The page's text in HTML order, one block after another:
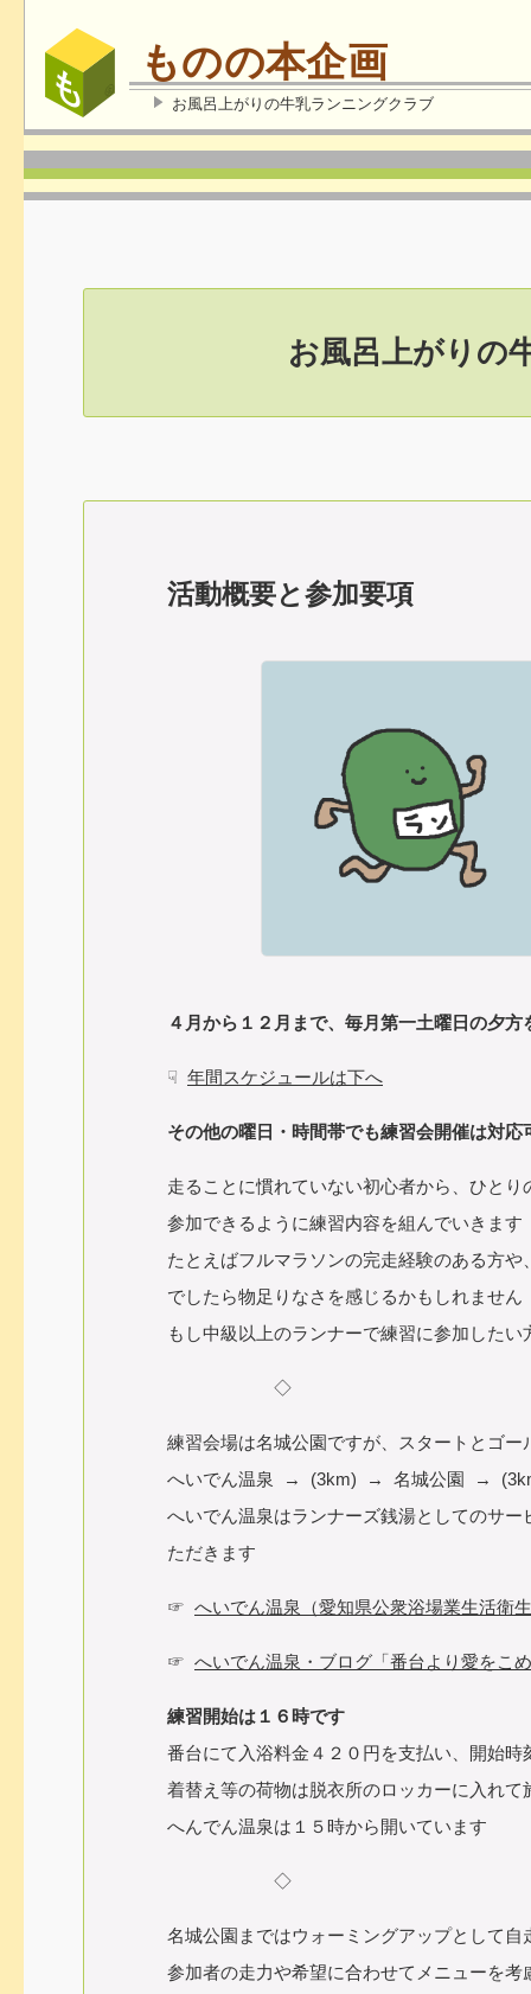
ものの本企画
お風呂上がりの牛乳ランニングクラブ
お風呂上がりの
活動概要と参加要項
４月から１２月まで、毎月第一土曜日の夕
☟ 年間スケジュールは下へ
その他の曜日・時間帯でも練習会開催は対
走ることに慣れていない初心者から、ひと
参加できるように練習内容を組んでいきます
たとえばフルマラソンの完走経験のある方
でしたら物足りなさを感じるかもしれません
もし中級以上のランナーで練習に参加した
◇
練習会場は名城公園ですが、スタートとゴ
へいでん温泉 → (3km) → 名城公園 →
へいでん温泉はランナーズ銭湯としてのサ
ただきます
☞ へいでん温泉（愛知県公衆浴場業生活衛
☞ へいでん温泉・ブログ「番台より愛をこ
練習開始は１６時です
番台にて入浴料金４２０円を支払い、開始
着替え等の荷物は脱衣所のロッカーに入れ
へんでん温泉は１５時から開いています
◇
名城公園まではウォーミングアップとして自
参加者の走力や希望に合わせてメニューを